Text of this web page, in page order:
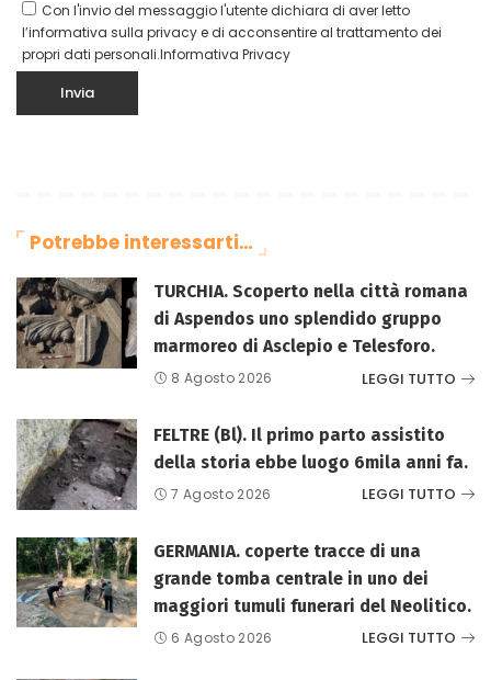
Con l'invio del messaggio l'utente dichiara di aver letto
l’informativa sulla privacy e di acconsentire al trattamento dei
propri dati personali.Informativa Privacy
Potrebbe interessarti…
TURCHIA. Scoperto nella città romana
di Aspendos uno splendido gruppo
marmoreo di Asclepio e Telesforo.
8 Agosto 2026 LEGGI TUTTO
FELTRE (Bl). Il primo parto assistito
della storia ebbe luogo 6mila anni fa.
7 Agosto 2026 LEGGI TUTTO
GERMANIA. coperte tracce di una
grande tomba centrale in uno dei
maggiori tumuli funerari del Neolitico.
6 Agosto 2026 LEGGI TUTTO